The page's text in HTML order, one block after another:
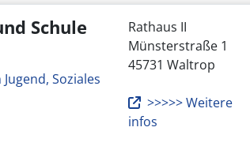
Schule
Soziales
Rathaus II
Münsterstraße 1
45731 Waltrop
>>>>> Weitere
infos